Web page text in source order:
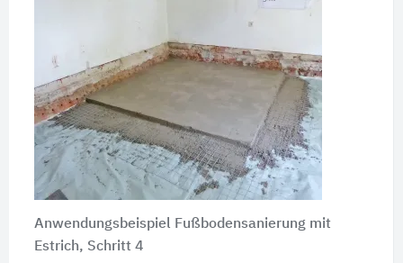
Anwendungsbeispiel Fußbodensanierung mit
Estrich, Schritt 4